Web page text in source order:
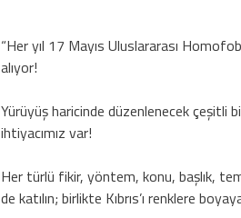
“Her yıl 17 Mayıs Uluslararası
alıyor!
Yürüyüş haricinde düzenlenecek çeşitli
ihtiyacımız var!
Her türlü fikir, yöntem, konu, başlık,
de katılın; birlikte Kıbrıs’ı renklere